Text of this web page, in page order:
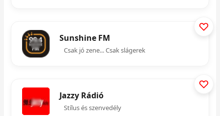
Sunshine FM
Csak jó zene... Csak slágerek
Jazzy Rádió
Stílus és szenvedély